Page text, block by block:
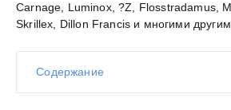
Carnage, Luminox, ?Z, Flosstradamus,
Skrillex, Dillon Francis и многими
Содержание